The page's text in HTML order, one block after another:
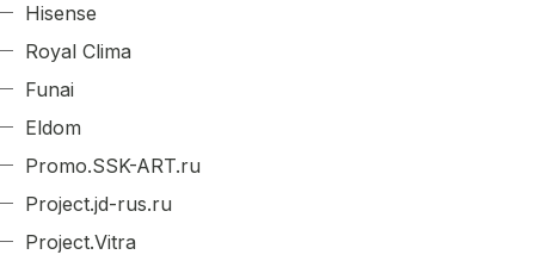
Hisense
Royal Clima
Funai
Eldom
Promo.SSK-ART.ru
Project.jd-rus.ru
Project.Vitra